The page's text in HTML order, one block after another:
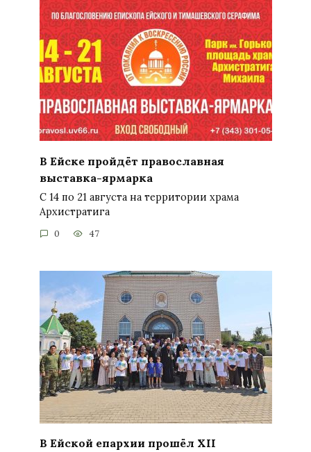
В Ейске пройдёт православная
выставка-ярмарка
С 14 по 21 августа на территории храма
Архистратига
0 47
В Ейской епархии прошёл XII